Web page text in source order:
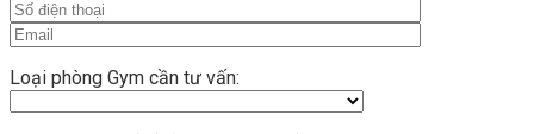
Loại phòng Gym cần tư vấn: